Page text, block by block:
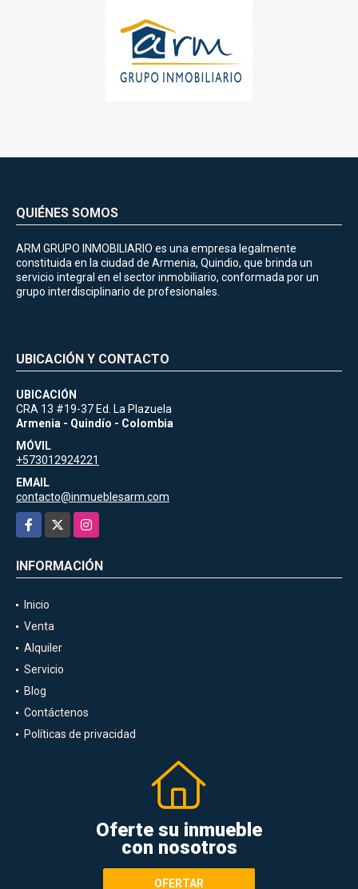
QUIÉNES SOMOS
ARM GRUPO INMOBILIARIO es una empresa legalmente
constituida en la ciudad de Armenia, Quindio, que brinda un
servicio integral en el sector inmobiliario, conformada por un
grupo interdisciplinario de profesionales.
UBICACIÓN Y CONTACTO
UBICACIÓN
CRA 13 #19-37 Ed. La Plazuela
Armenia - Quindío - Colombia
MÓVIL
+573012924221
EMAIL
contacto@inmueblesarm.com
Facebook
Instagram
INFORMACIÓN
Inicio
Venta
Alquiler
Servicio
Blog
Contáctenos
Políticas de privacidad
Oferte su inmueble
con nosotros
OFERTAR